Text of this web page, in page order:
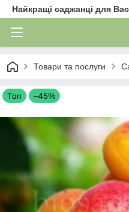
Найкращі саджанці для
Товари та послуги
Топ –45%